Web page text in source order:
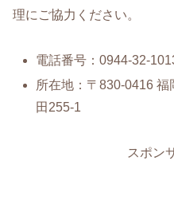
理にご協力ください。
電話番号：0944-32-
所在地：〒830-0416
田255-1
スポン